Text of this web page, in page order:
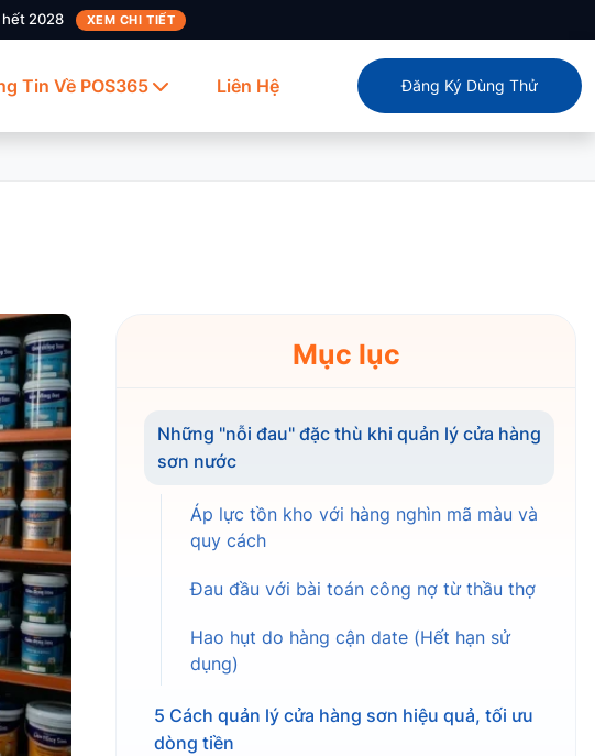
hết 2028 XEM CHI TIẾT
Tin Về POS365 Liên Hệ Đăng Ký Dùng Thử
Mục lục
Những "nỗi đau" đặc thù khi quản lý cửa hàng
sơn nước
Áp lực tồn kho với hàng nghìn mã màu và
quy cách
Đau đầu với bài toán công nợ từ thầu thợ
Hao hụt do hàng cận date (Hết hạn sử
dụng)
5 Cách quản lý cửa hàng sơn hiệu quả, tối ưu
dòng tiền